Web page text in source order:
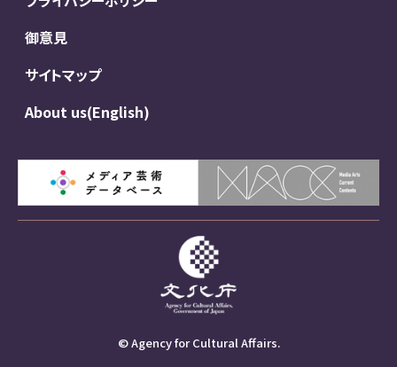
御意見
サイトマップ
About us(English)
© Agency for Cultural Affairs.